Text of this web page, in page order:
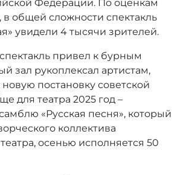
Федерации. По оценкам
в общей сложности спектакль
увидели 4 тысячи зрителей.
привел к бурным
зал рукоплексал артистам,
постановку советской
для театра 2025 год –
«Русская песня», который
коллектива
осенью исполняется 50